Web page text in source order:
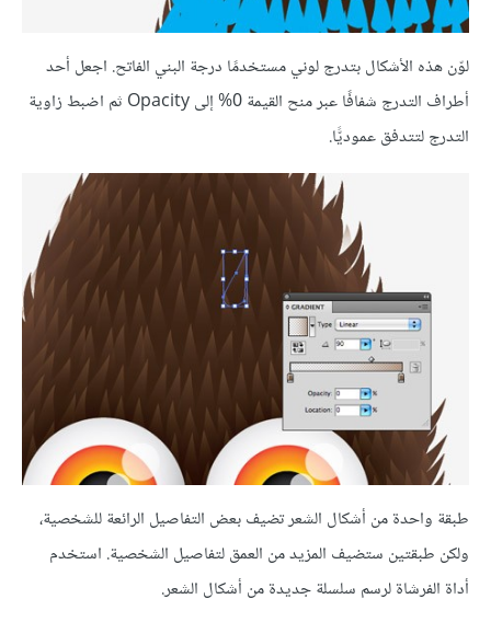
لوّن هذه الأشكال بتدرج لوني مستخدمًا درجة البني الفاتح. اجعل أحد
أطراف التدرج شفافًا عبر منح القيمة 0% إلى Opacity ثم اضبط زاوية
التدرج لتتدفق عموديًّا.
طبقة واحدة من أشكال الشعر تضيف بعض التفاصيل الرائعة للشخصية،
ولكن طبقتين ستضيف المزيد من العمق لتفاصيل الشخصية. استخدم
أداة الفرشاة لرسم سلسلة جديدة من أشكال الشعر.